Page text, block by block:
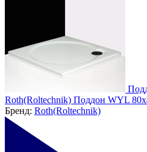
Roth(Roltechnik) Поддон WYL
Бренд: Roth(Roltechnik)